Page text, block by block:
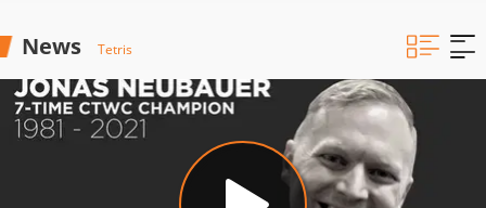
News Tetris